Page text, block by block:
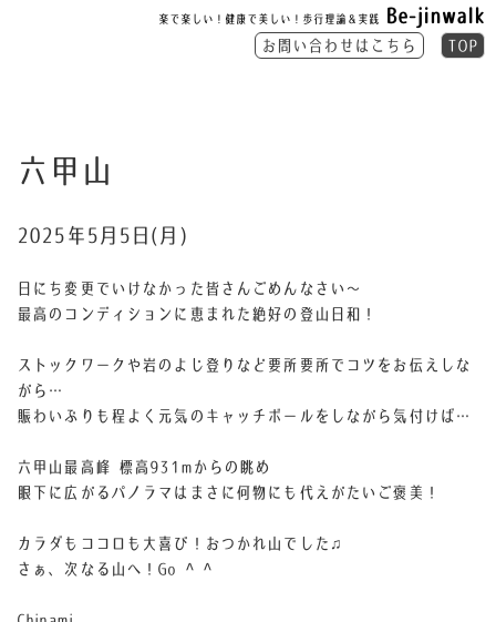
楽で楽しい！健康で美しい！歩行理論＆実践 Be-jinwalk
お問い合わせはこちら TOP
六甲山
2025年5月5日(月)
日にち変更でいけなかった皆さんごめんなさい〜
最高のコンディションに恵まれた 絶好の登山日和！
ストックワークや岩のよじ登りなど要所要所でコツをお伝えしな
がら⋯
賑わいぶりも程よく元気のキャッチボールをしながら気付けば⋯
六甲山最高峰 標高931mからの眺め
眼下に広がるパノラマはまさに何物にも代えがたいご褒美！
カラダもココロも大喜び！おつかれ山でした♫
さぁ、次なる山へ！Go ^ ^